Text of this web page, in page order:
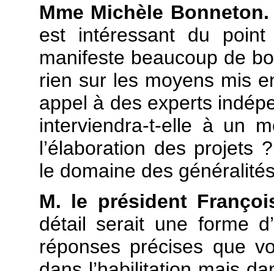
Mme Michèle Bonneton.
est intéressant du
manifeste beaucoup de
rien sur les moyens mis
appel à des experts
interviendra-t-elle à un
l’élaboration des projets
le domaine des
M. le président
détail serait une forme
réponses précises que